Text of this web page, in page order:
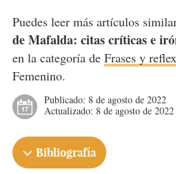
Puedes leer más artículos
de Mafalda: citas críticas e
en la categoría de Frases y
Femenino.
Publicado: 8 de agosto de 2022
Actualizado: 8 de agosto de 2022
Bibliografía